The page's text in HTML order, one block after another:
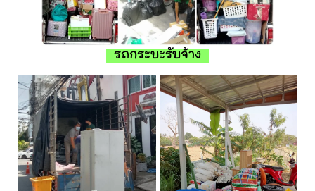
รถกระบะรับจ้าง